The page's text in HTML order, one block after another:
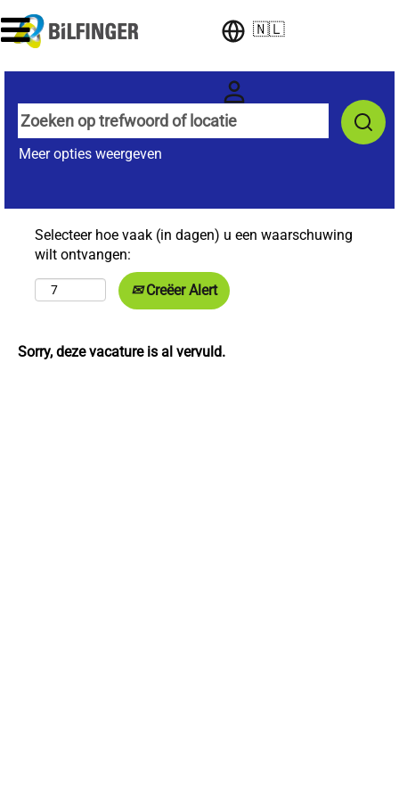
🇳🇱
Meer opties weergeven
Selecteer hoe vaak (in dagen) u een waarschuwing
wilt ontvangen:
Creëer Alert
Sorry, deze vacature is al vervuld.